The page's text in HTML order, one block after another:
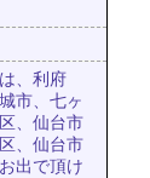
、利府
市、七ヶ
、仙台市
、仙台市
出で頂け